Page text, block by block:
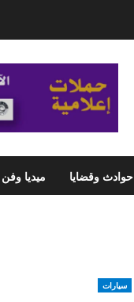
حوادث وقضايا ميديا وفن
سيارات